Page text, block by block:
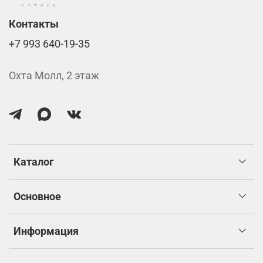
Каталог
Основное
Информация
Контакты
+7 993 640-19-35
Охта Молл, 2 этаж